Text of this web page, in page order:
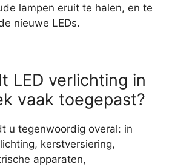
lampen eruit te halen, en te
nieuwe LEDs.
LED verlichting in
vaak toegepast?
u tegenwoordig overal: in
kerstversiering,
apparaten,